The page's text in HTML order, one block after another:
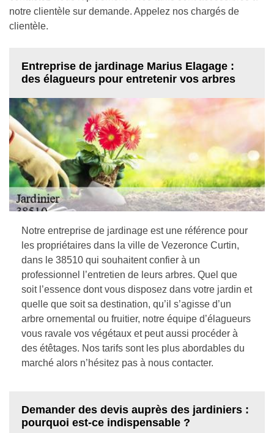
notre clientèle sur demande. Appelez nos chargés de
clientèle.
Entreprise de jardinage Marius Elagage :
des élagueurs pour entretenir vos arbres
Notre entreprise de jardinage est une référence pour
les propriétaires dans la ville de Vezeronce Curtin,
dans le 38510 qui souhaitent confier à un
professionnel l’entretien de leurs arbres. Quel que
soit l’essence dont vous disposez dans votre jardin et
quelle que soit sa destination, qu’il s’agisse d’un
arbre ornemental ou fruitier, notre équipe d’élagueurs
vous ravale vos végétaux et peut aussi procéder à
des étêtages. Nos tarifs sont les plus abordables du
marché alors n’hésitez pas à nous contacter.
Demander des devis auprès des jardiniers :
pourquoi est-ce indispensable ?